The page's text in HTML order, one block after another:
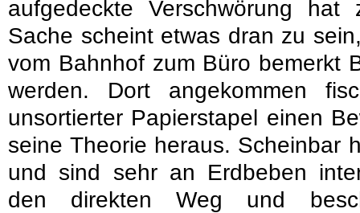
aufgedeckte Verschwörung
Sache scheint etwas dran zu
vom Bahnhof zum Büro bemerkt
werden. Dort angekommen
unsortierter Papierstapel einen
seine Theorie heraus. Scheinbar
und sind sehr an Erdbeben
den direkten Weg und